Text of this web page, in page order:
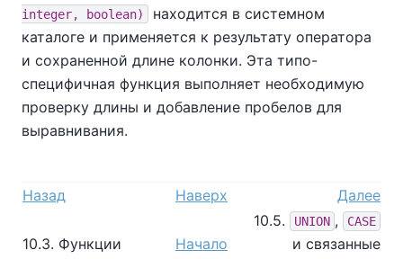
integer, boolean)
находится в системном
каталоге и применяется к результату оператора
и сохраненной длине колонки. Эта типо-
специфичная функция выполняет необходимую
проверку длины и добавление пробелов для
выравнивания.
Назад Наверх Далее
10.3. Функции Начало
10.5. UNION , CASE
и связанные